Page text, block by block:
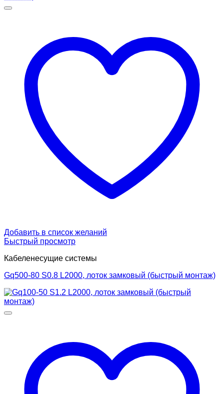
Добавить в список желаний
Быстрый просмотр
Кабеленесущие системы
Gq500-80 S0.8 L2000, лоток замковый (быстрый монтаж)